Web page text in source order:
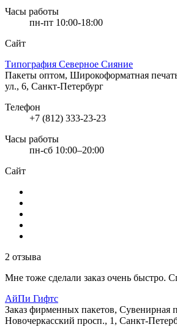
Часы работы
пн-пт 10:00-18:00
Сайт
Типография Северное Сияние
Пакеты оптом, Широкоформатная
ул., 6, Санкт-Петербург
Телефон
+7 (812) 333-23-23
Часы работы
пн-сб 10:00–20:00
Сайт
2 отзыва
Мне тоже сделали заказ очень быстро.
АйПи Гифтс
Заказ фирменных пакетов, Сувенирная
Новочеркасский просп., 1, Санкт-